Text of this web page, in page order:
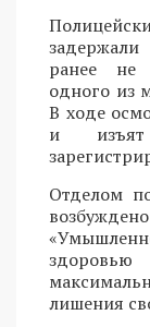
ранее не
одного из
В ходе
и изъят
Отделом
лишения